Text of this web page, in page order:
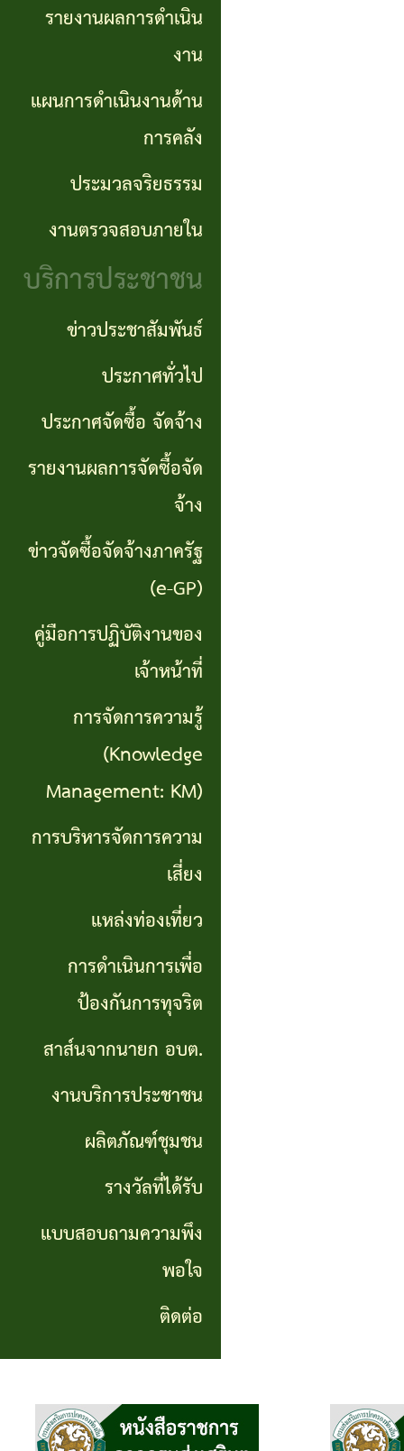
งาน
เจ้า
หน้าที่
การจัดการ
ความรู้
(Knowledge
KM)
การ
บริหาร
จัดการ
เสี่ยง
ท่อง
เที่ยว
การ
ดำเนิน
การ
เพื่อ
ทุจริต
สาส์น
นายก
อบต.
งาน
บริการ
ประชาชน
ผลิตภัณฑ์
รางวัล
ที่ได้
รับ
งานด้าน
การคลัง
จริยธรรม
งาน
ตรวจ
สอบ
ภายใน
กำลัง
แผน
ส่วน
ตำบล
รายงานผลการดำเนิน
งาน
แผนการดำเนินงานด้าน
การคลัง
ประมวลจริยธรรม
งานตรวจสอบภายใน
บริการประชาชน
ข่าวประชาสัมพันธ์
ประกาศทั่วไป
ประกาศจัดซื้อ จัดจ้าง
รายงานผลการจัดซื้อจัด
จ้าง
ข่าวจัดซื้อจัดจ้างภาครัฐ
(e-GP)
คู่มือการปฏิบัติงานของ
เจ้าหน้าที่
การจัดการความรู้
(Knowledge
Management: KM)
การบริหารจัดการความ
เสี่ยง
แหล่งท่องเที่ยว
การดำเนินการเพื่อ
ป้องกันการทุจริต
สาส์นจากนายก อบต.
งานบริการประชาชน
ผลิตภัณฑ์ชุมชน
รางวัลที่ได้รับ
แบบสอบถามความพึง
พอใจ
ติดต่อ